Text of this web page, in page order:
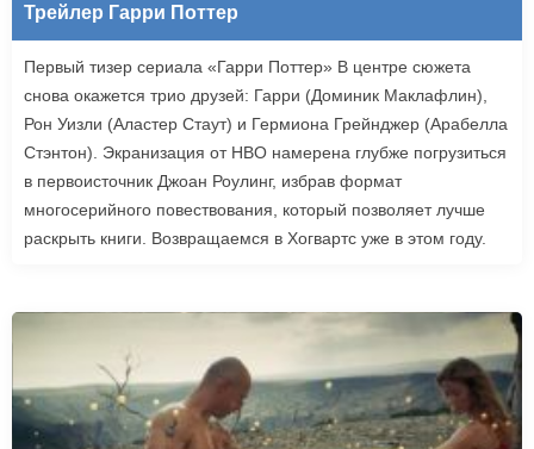
Трейлер Гарри Поттер
Первый тизер сериала «Гарри Поттер» В центре сюжета
снова окажется трио друзей: Гарри (Доминик Маклафлин),
Рон Уизли (Аластер Стаут) и Гермиона Грейнджер (Арабелла
Стэнтон). Экранизация от HBO намерена глубже погрузиться
в первоисточник Джоан Роулинг, избрав формат
многосерийного повествования, который позволяет лучше
раскрыть книги. Возвращаемся в Хогвартс уже в этом году.